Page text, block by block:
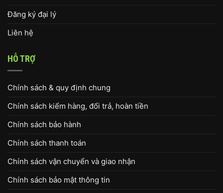
Đăng ký đại lý
Liên hệ
HỖ TRỢ
Chính sách & quy định chung
Chính sách kiểm hàng, đổi trả, hoàn tiền
Chính sách bảo hành
Chính sách thanh toán
Chính sách vận chuyển và giao nhận
Chính sách bảo mật thông tin